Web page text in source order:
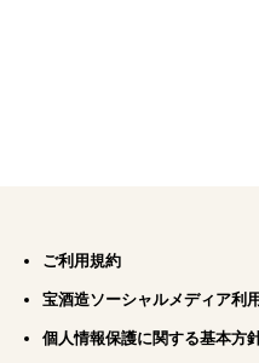
ご利用規約
宝酒造ソーシャルメディア利
個人情報保護に関する基本方